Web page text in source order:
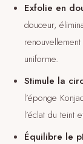
Exfolie en
douceur,
uniforme.
Stimule la
l’éponge
l’éclat du teint
Équilibre le